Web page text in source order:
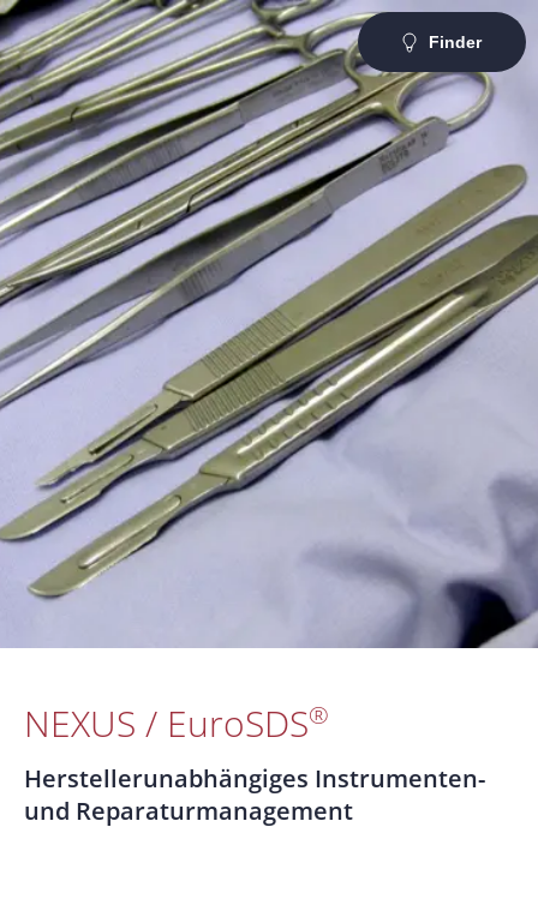
Finder
NEXUS / EuroSDS®
Herstellerunabhängiges Instrumenten-
und Reparaturmanagement